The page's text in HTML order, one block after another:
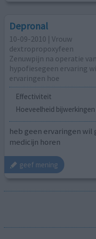
Depronal
10-09-2010 | Vrouw
dextropropoxyfeen
Zenuwpijn na operatie
hypofiesegeen ervaring
ervaringen hoe
Effectiviteit
Hoeveelheid bijwerkingen
heb geen ervaringen wil
medicijn horen
geef mening